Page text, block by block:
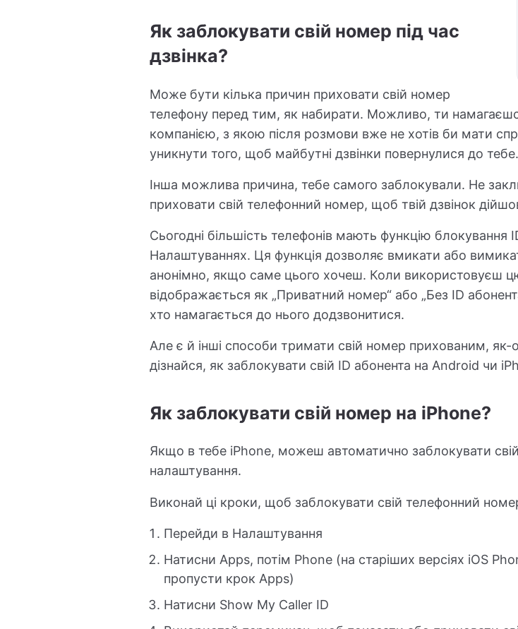
Як заблокувати свій номер під час
дзвінка?
Може бути кілька причин приховати свій номер
телефону перед тим, як набирати. Можливо, ти
компанією, з якою після розмови вже не хотів би мати
уникнути того, щоб майбутні дзвінки повернулися до тебе.
Інша можлива причина, тебе самого заблокували. Не
приховати свій телефонний номер, щоб твій дзвінок
Сьогодні більшість телефонів мають функцію
Налаштуваннях. Ця функція дозволяє вмикати або
анонімно, якщо саме цього хочеш. Коли використовуєш цю
відображається як „Приватний номер“ або „Без ID
хто намагається до нього додзвонитися.
Але є й інші способи тримати свій номер прихованим, як-
дізнайся, як заблокувати свій ID абонента на Android чи
Як заблокувати свій номер на iPhone?
Якщо в тебе iPhone, можеш автоматично заблокувати
налаштування.
Виконай ці кроки, щоб заблокувати свій телефонний
Перейди в Налаштування
Натисни Apps, потім Phone (на старіших версіях iOS
пропусти крок Apps)
Натисни Show My Caller ID